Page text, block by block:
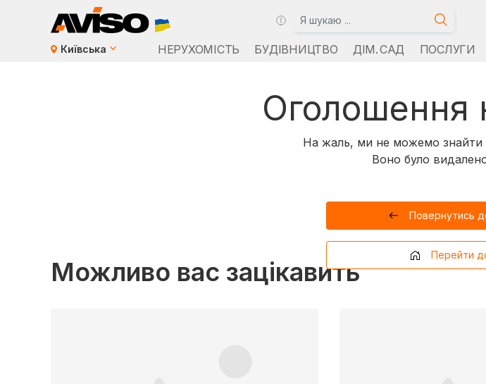
Київська НЕРУХОМІСТЬ БУДІВНИЦТВО ДІМ. САД ПОСЛУГИ
Оголошення
На жаль, ми не можемо
Воно було
Повернутись
Перейти
Можливо вас зацікавить